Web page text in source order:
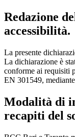
Redazione
accessibilità.
La presente
La dichiarazione è
conforme ai requisiti
EN 301549,
Modalità di
recapiti del